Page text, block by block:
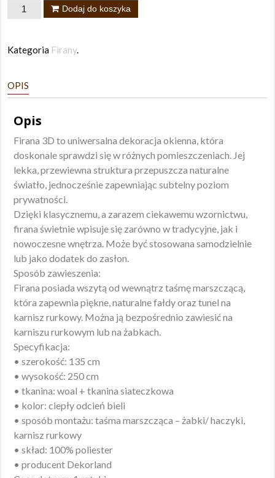
ilość
3D
Dodaj do koszyka
Kategoria Firany.
OPIS
Opis
Firana 3D to uniwersalna dekoracja okienna, która
doskonale sprawdzi się w różnych pomieszczeniach. Jej
lekka, przewiewna struktura przepuszcza naturalne
światło, jednocześnie zapewniając subtelny poziom
prywatności.
Dzięki klasycznemu, a zarazem ciekawemu wzornictwu,
firana świetnie wpisuje się zarówno w tradycyjne, jak i
nowoczesne wnętrza. Może być stosowana samodzielnie
lub jako dodatek do zasłon.
Sposób zawieszenia:
Firana posiada wszytą od wewnątrz taśmę marszczącą,
która zapewnia piękne, naturalne fałdy oraz tunel na
karnisz rurkowy. Można ją bezpośrednio zawiesić na
karniszu rurkowym lub na żabkach.
Specyfikacja:
• szerokość: 135 cm
• wysokość: 250 cm
• tkanina: woal + tkanina siateczkowa
• kolor: ciepły odcień bieli
• sposób montażu: taśma marszcząca – żabki/ haczyki,
karnisz rurkowy
• skład: 100% poliester
• producent Dekorland